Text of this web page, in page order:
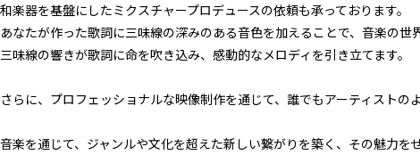
和楽器を基盤にしたミクスチャープロデュースの依頼も承っております。
あなたが作った歌詞に三味線の深みのある音色を加えることで、音楽の世
三味線の響きが歌詞に命を吹き込み、感動的なメロディを引き立てます。
さらに、プロフェッショナルな映像制作を通じて、誰でもアーティストの
音楽を通じて、ジャンルや文化を超えた新しい繋がりを築く、その魅力を